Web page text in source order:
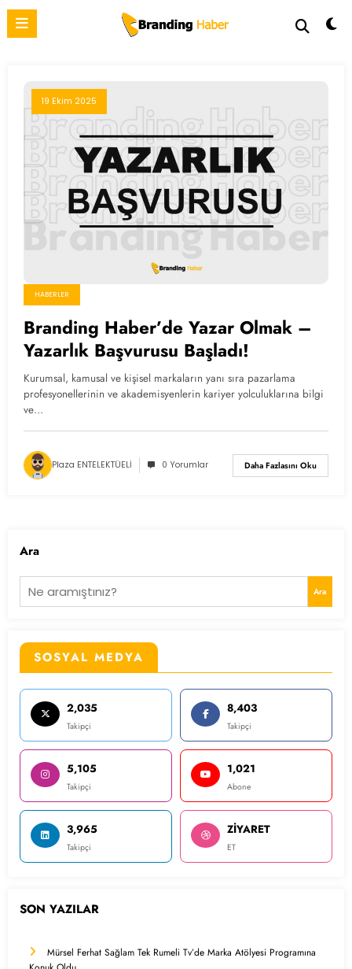
İçeriğe
19 Ekim 2025
HABERLER
Branding Haber’de Yazar Olmak –
Yazarlık Başvurusu Başladı!
Kurumsal, kamusal ve kişisel markaların yanı sıra pazarlama
profesyonellerinin ve akademisyenlerin kariyer yolculuklarına bilgi
ve…
Plaza ENTELEKTÜELİ 0 Yorumlar Daha Fazlasını Oku
Ara
Ara
SOSYAL MEDYA
2,035
Takipçi
8,403
Takipçi
5,105
Takipçi
1,021
Abone
3,965
Takipçi
ZİYARET
ET
SON YAZILAR
Mürsel Ferhat Sağlam Tek Rumeli Tv’de Marka Atölyesi Programına